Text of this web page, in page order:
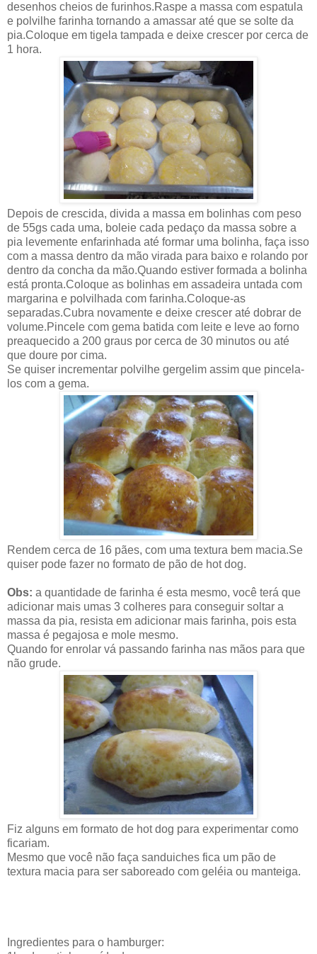
desenhos cheios de furinhos.Raspe a massa com espatula
e polvilhe farinha tornando a amassar até que se solte da
pia.Coloque em tigela tampada e deixe crescer por cerca de
1 hora.
Depois de crescida, divida a massa em bolinhas com peso
de 55gs cada uma, boleie cada pedaço da massa sobre a
pia levemente enfarinhada até formar uma bolinha, faça isso
com a massa dentro da mão virada para baixo e rolando por
dentro da concha da mão.Quando estiver formada a bolinha
está pronta.Coloque as bolinhas em assadeira untada com
margarina e polvilhada com farinha.Coloque-as
separadas.Cubra novamente e deixe crescer até dobrar de
volume.Pincele com gema batida com leite e leve ao forno
preaquecido a 200 graus por cerca de 30 minutos ou até
que doure por cima.
Se quiser incrementar polvilhe gergelim assim que pincela-
los com a gema.
Rendem cerca de 16 pães, com uma textura bem macia.Se
quiser pode fazer no formato de pão de hot dog.
Obs: a quantidade de farinha é esta mesmo, você terá que
adicionar mais umas 3 colheres para conseguir soltar a
massa da pia, resista em adicionar mais farinha, pois esta
massa é pegajosa e mole mesmo.
Quando for enrolar vá passando farinha nas mãos para que
não grude.
Fiz alguns em formato de hot dog para experimentar como
ficariam.
Mesmo que você não faça sanduiches fica um pão de
textura macia para ser saboreado com geléia ou manteiga.
Ingredientes para o hamburger: